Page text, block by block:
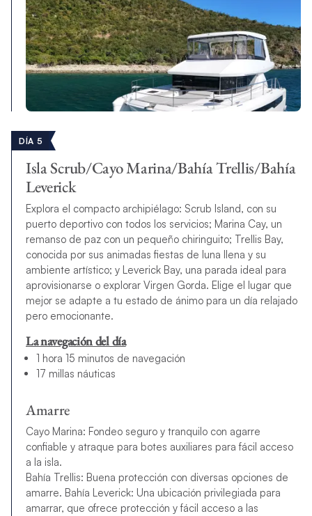
DÍA 5
Isla Scrub/Cayo Marina/Bahía Trellis/Bahía
Leverick
Explora el compacto archipiélago: Scrub Island, con su
puerto deportivo con todos los servicios; Marina Cay, un
remanso de paz con un pequeño chiringuito; Trellis Bay,
conocida por sus animadas fiestas de luna llena y su
ambiente artístico; y Leverick Bay, una parada ideal para
aprovisionarse o explorar Virgen Gorda. Elige el lugar que
mejor se adapte a tu estado de ánimo para un día relajado
pero emocionante.
La navegación del día
1 hora 15 minutos de navegación
17 millas náuticas
Amarre
Cayo Marina: Fondeo seguro y tranquilo con agarre
confiable y atraque para botes auxiliares para fácil acceso
a la isla.
Bahía Trellis: Buena protección con diversas opciones de
amarre. Bahía Leverick: Una ubicación privilegiada para
amarrar, que ofrece protección y fácil acceso a las